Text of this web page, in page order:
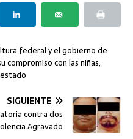
federal y el gobierno de
compromiso con las niñas,
SIGUIENTE
contra dos
Agravado